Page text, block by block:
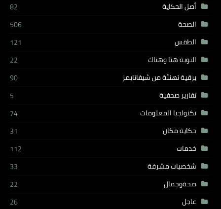
أصل الحكاية
82
الصحة
506
الطقس
121
النوبة هنا وهناك
22
برقية تهنئة من شيفاتايمز
90
تقارير صحفية
5
تكنولجيا المعلومات
74
حكاية مكان
31
خدمات
112
شخصيات مشرفة
33
صحةوجمال
22
عاجل
26